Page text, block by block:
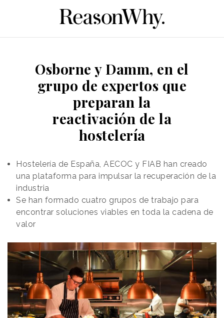
Osborne y Damm, en el
grupo de expertos que
preparan la
reactivación de la
hostelería
Hostelería de España, AECOC y FIAB han creado
una plataforma para impulsar la recuperación de la
industria
Se han formado cuatro grupos de trabajo para
encontrar soluciones viables en toda la cadena de
valor